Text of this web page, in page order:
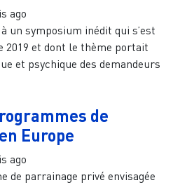
ago
un symposium inédit qui s’est
2019 et dont le thème portait
et psychique des demandeurs
de
Europe
ago
de parrainage privé envisagée